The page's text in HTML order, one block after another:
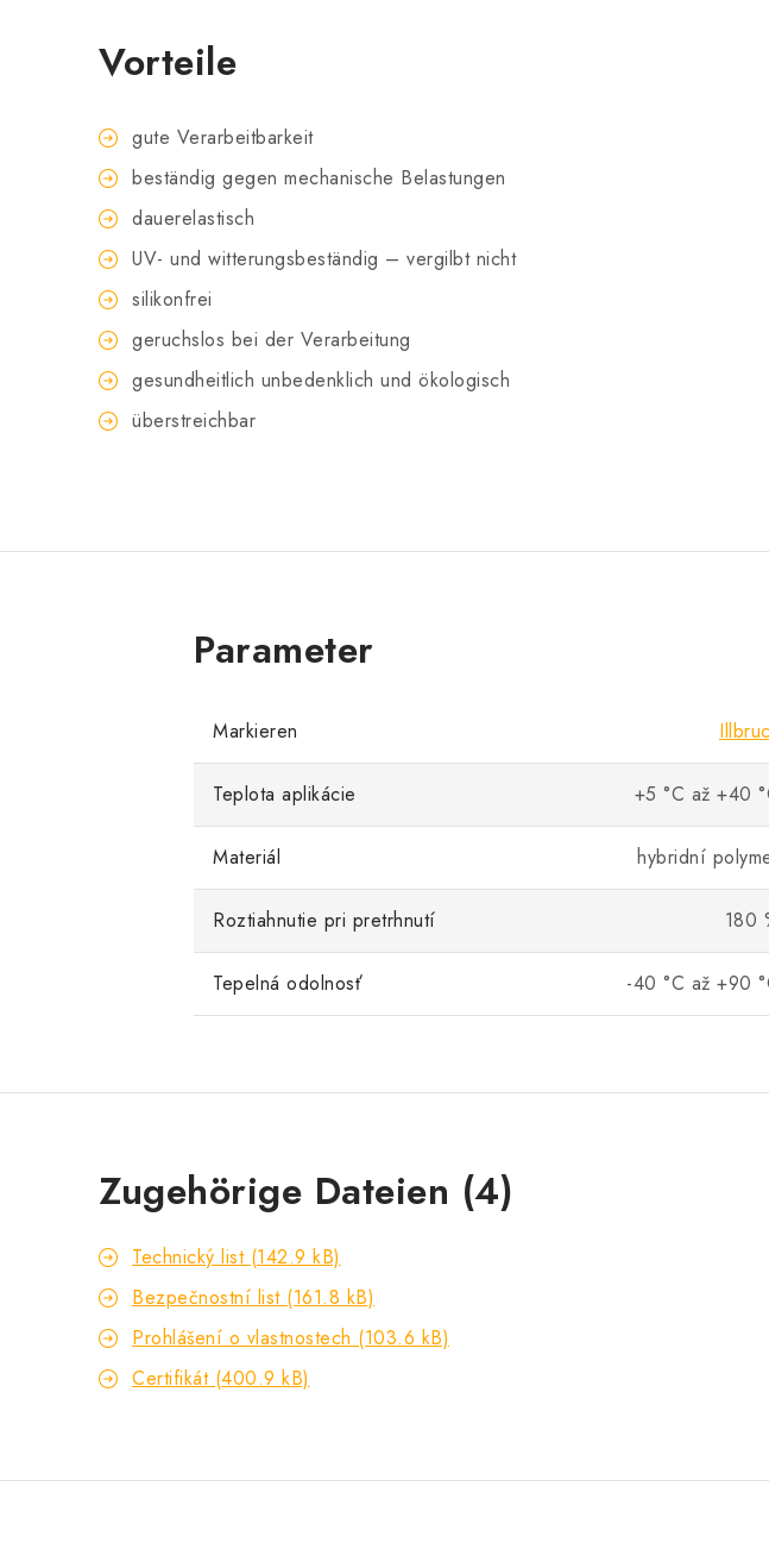
Vorteile
gute Verarbeitbarkeit
beständig gegen mechanische Belastungen
dauerelastisch
UV- und witterungsbeständig – vergilbt nicht
silikonfrei
geruchslos bei der Verarbeitung
gesundheitlich unbedenklich und ökologisch
überstreichbar
Markieren
Teplota aplikácie +5 °C až +40
Materiál hybridní
Roztiahnutie pri pretrhnutí 180
Tepelná odolnosť -40 °C až +90
Zugehörige Dateien (4)
Technický list (142.9 kB)
Bezpečnostní list (161.8 kB)
Prohlášení o vlastnostech (103.6 kB)
Certifikát (400.9 kB)